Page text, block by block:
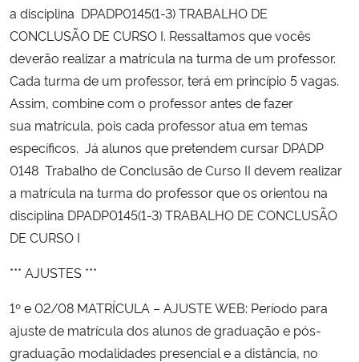
a disciplina DPADP0145(1-3) TRABALHO DE
CONCLUSÃO DE CURSO I. Ressaltamos que vocês
deverão realizar a matrícula na turma de um professor.
Cada turma de um professor, terá em princípio 5 vagas.
Assim, combine com o professor antes de fazer
sua matrícula, pois cada professor atua em temas
específicos. Já alunos que pretendem cursar DPADP
0148 Trabalho de Conclusão de Curso II devem realizar
a matrícula na turma do professor que os orientou na
disciplina DPADP0145(1-3) TRABALHO DE CONCLUSÃO
DE CURSO I
*** AJUSTES ***
1º e 02/08 MATRÍCULA – AJUSTE WEB: Período para
ajuste de matrícula dos alunos de graduação e pós-
graduação modalidades presencial e a distância, no